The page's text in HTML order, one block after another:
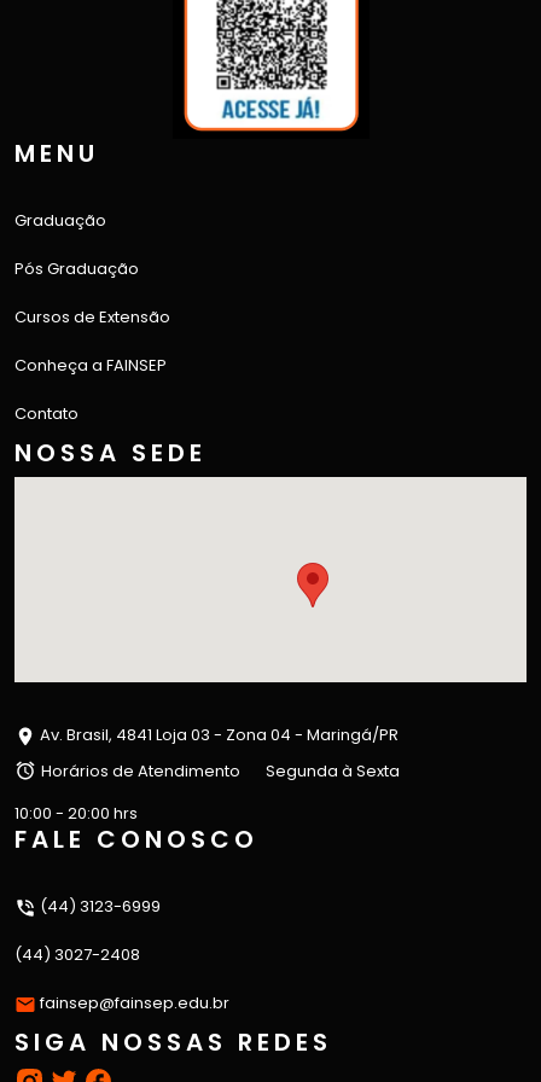
MENU
Graduação
Pós Graduação
Cursos de Extensão
Conheça a FAINSEP
Contato
NOSSA SEDE
Av. Brasil, 4841 Loja 03 - Zona 04 - Maringá/PR
Horários de Atendimento
Segunda à Sexta
10:00 - 20:00 hrs
FALE CONOSCO
(44) 3123-6999
(44) 3027-2408
fainsep@fainsep.edu.br
SIGA NOSSAS REDES